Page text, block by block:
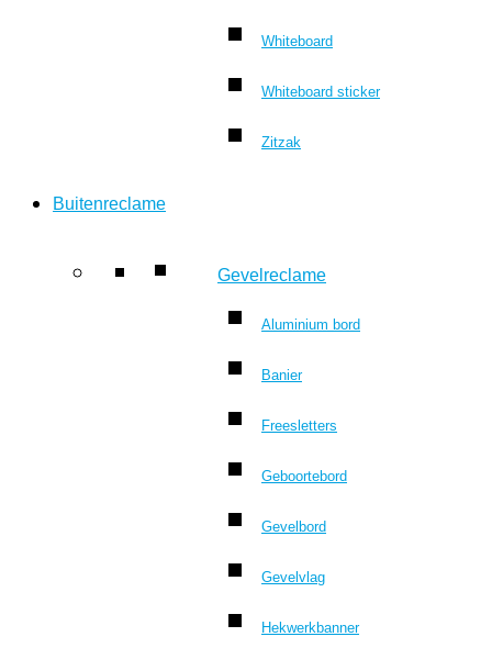
Whiteboard
Whiteboard sticker
Zitzak
Buitenreclame
Gevelreclame
Aluminium bord
Banier
Freesletters
Geboortebord
Gevelbord
Gevelvlag
Hekwerkbanner